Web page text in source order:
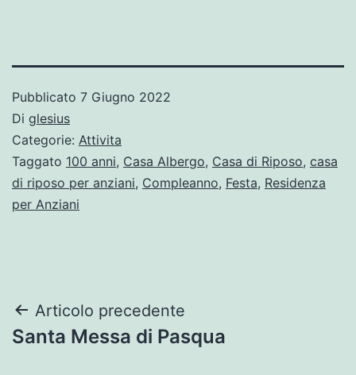
Pubblicato 7 Giugno 2022
Di glesius
Categorie: Attivita
Taggato 100 anni, Casa Albergo, Casa di Riposo, casa
di riposo per anziani, Compleanno, Festa, Residenza
per Anziani
Articolo precedente
Santa Messa di Pasqua